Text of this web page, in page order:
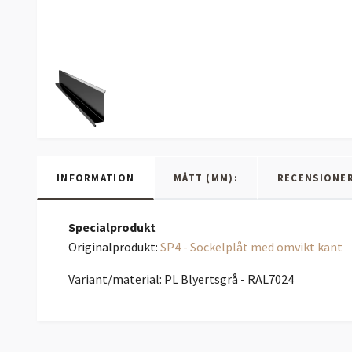
INFORMATION MÅTT (MM):
Specialprodukt
Originalprodukt: SP4 - Sockelplåt med omvikt kant
Variant/material: PL Blyertsgrå - RAL7024